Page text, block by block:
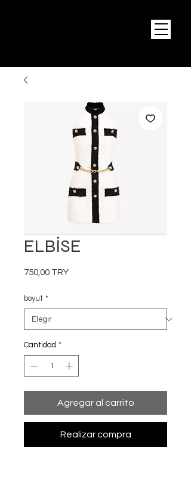
ELBİSE
750,00 TRYPrecio
boyut *
Cantidad *
Agregar al carrito
Realizar compra